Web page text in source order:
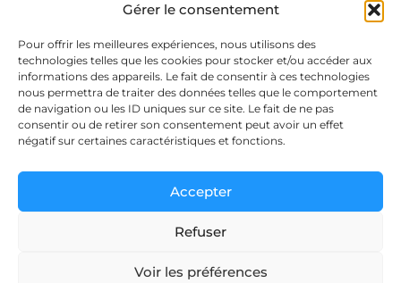
Gérer le consentement
Pour offrir les meilleures expériences, nous utilisons des
technologies telles que les cookies pour stocker et/ou accéder aux
informations des appareils. Le fait de consentir à ces technologies
nous permettra de traiter des données telles que le comportement
de navigation ou les ID uniques sur ce site. Le fait de ne pas
consentir ou de retirer son consentement peut avoir un effet
négatif sur certaines caractéristiques et fonctions.
Accepter
Refuser
Voir les préférences
NOTRE ENSEMBLE SCOLAIRE
ADMINISTRATIF
VIE ASSOCIATIVE
PARTENARIATS
CONTACT
PRÉ-INSCRIPTION
ÉCOLE
COLLÈGE
LYCÉE
RGPD
POLITIQUE DE COOKIES
Ensemble scolaire Saint Joseph – SAINT DIDIER SUR CHALARONNE – © Copyright